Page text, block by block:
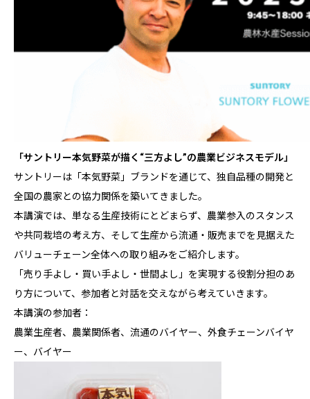
「サントリー本気野菜が描く“三方よし”の農業ビジネスモデル」
サントリーは「本気野菜」ブランドを通じて、独自品種の開発と
全国の農家との協力関係を築いてきました。
本講演では、単なる生産技術にとどまらず、農業参入のスタンス
や共同栽培の考え方、そして生産から流通・販売までを見据えた
バリューチェーン全体への取り組みをご紹介します。
「売り手よし・買い手よし・世間よし」を実現する役割分担のあ
り方について、参加者と対話を交えながら考えていきます。
本講演の参加者：
農業生産者、農業関係者、流通のバイヤー、外食チェーンバイヤ
ー、バイヤー